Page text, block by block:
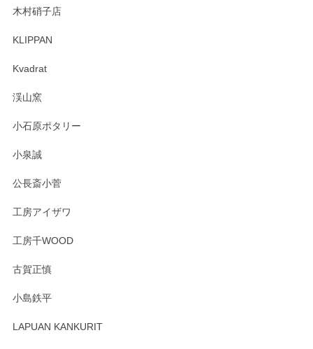
木村硝子店
KLIPPAN
Kvadrat
渓山窯
小石原ポタリー
小泉誠
公長斎小菅
工房アイザワ
工房千WOOD
古賀正慎
小島鉄平
LAPUAN KANKURIT